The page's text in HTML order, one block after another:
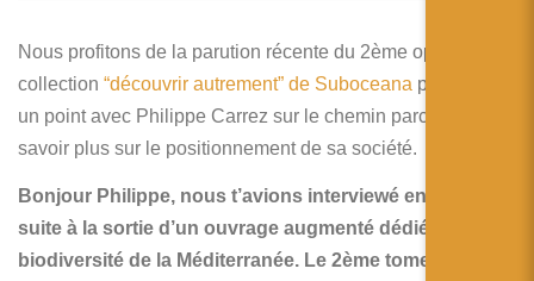
Français
Deutsch
简体中文
Nous profitons de la parution récente du 2ème opus de la
collection “découvrir autrement” de Suboceana pour faire
un point avec Philippe Carrez sur le chemin parcouru et en
savoir plus sur le positionnement de sa société.
Bonjour Philippe, nous t’avions interviewé en 2013
suite à la sortie d’un ouvrage augmenté dédié à la
biodiversité de la Méditerranée. Le 2ème tome dédié à